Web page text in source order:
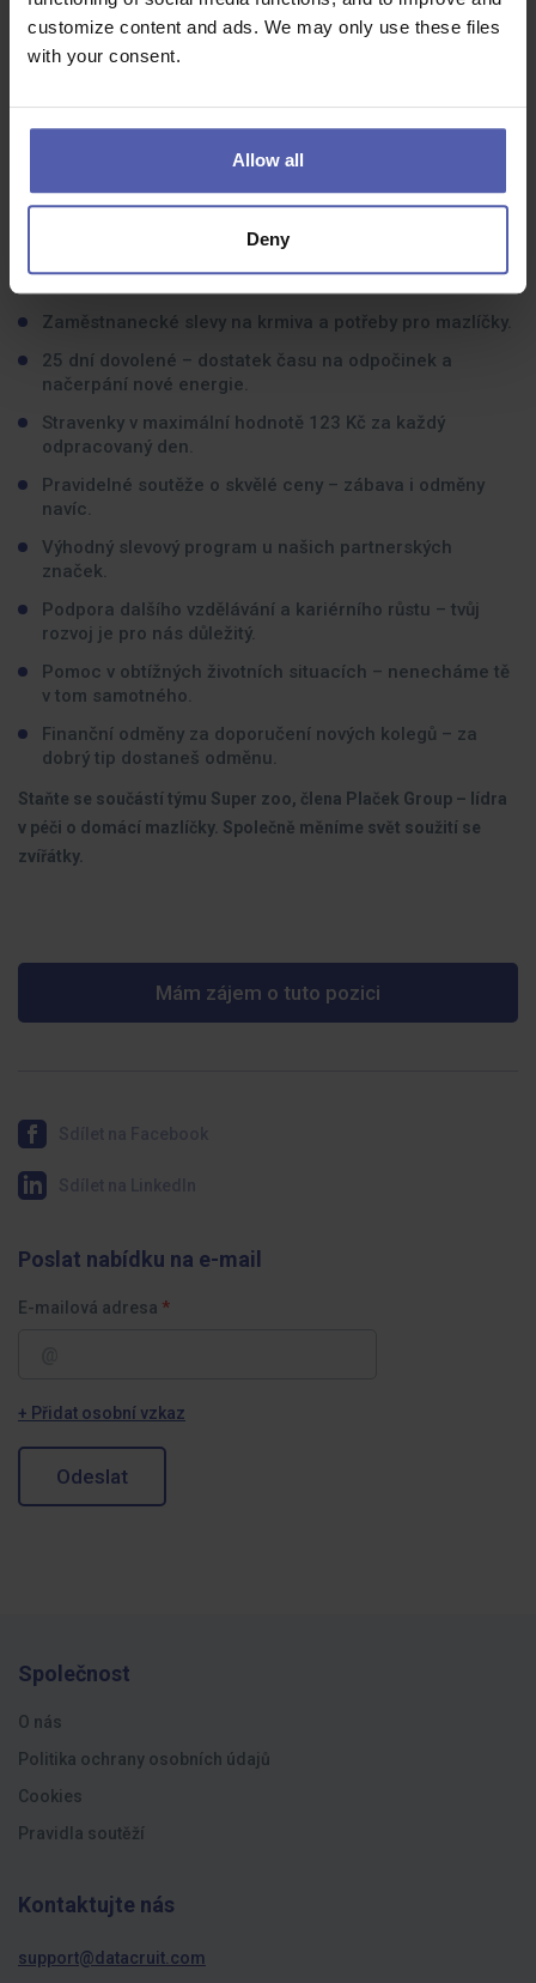
customize content and ads. We may only use these files
with your consent.
Allow all
Deny
Co dostanete na oplátku:
Stabilní práce v příjemném prostředí.
Směny většinou po 11 hodinách s pravidelným režimem.
Variabilní složka mzdy až 4 000 Kč měsíčně.
Benefity, které u nás jako součást Super zoo člen Plaček Group
získáš:
Zaměstnanecké slevy na krmiva a potřeby pro mazlíčky.
25 dní dovolené – dostatek času na odpočinek a
načerpání nové energie.
Stravenky v maximální hodnotě 123 Kč za každý
odpracovaný den.
Pravidelné soutěže o skvělé ceny – zábava i odměny
navíc.
Výhodný slevový program u našich partnerských
značek.
Podpora dalšího vzdělávání a kariérního růstu – tvůj
rozvoj je pro nás důležitý.
Pomoc v obtížných životních situacích – nenecháme tě
v tom samotného.
Finanční odměny za doporučení nových kolegů – za
dobrý tip dostaneš odměnu.
Staňte se součástí týmu Super zoo, člena Plaček Group – lídra
v péči o domácí mazlíčky. Společně měníme svět soužití se
zvířátky.
Mám zájem o tuto pozici
Poslat nabídku na e-mail
E-mailová adresa
+ Přidat osobní vzkaz
Odeslat
Společnost
O nás
Politika ochrany osobních údajů
Cookies
Pravidla soutěží
Kontaktujte nás
support@datacruit.com